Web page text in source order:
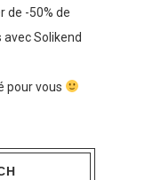
de -50% de
Solikend
pour vous